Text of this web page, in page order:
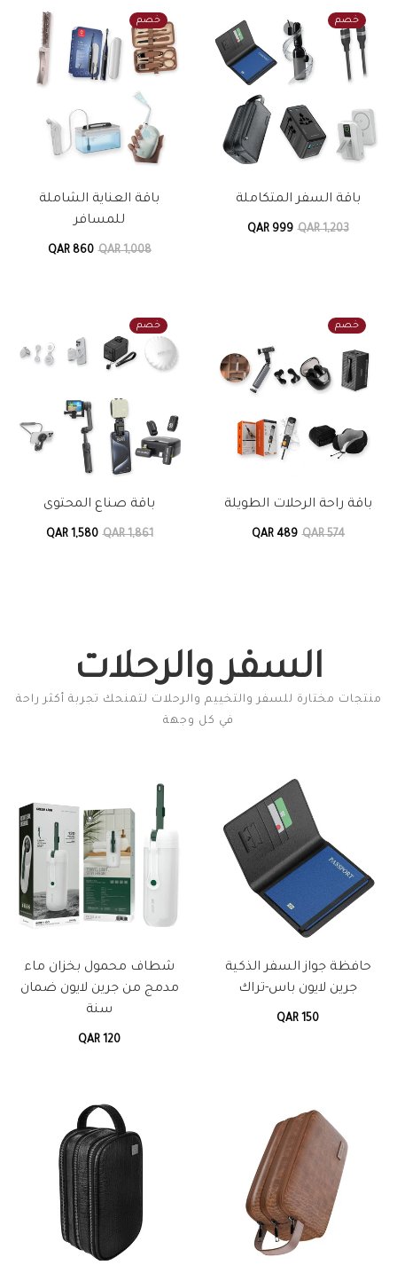
خصم
باقة السفر المتكاملة
QAR 999 QAR 1,203
خصم
باقة العناية الشاملة
للمسافر
QAR 860 QAR 1,008
خصم
باقة راحة الرحلات الطويلة
QAR 489 QAR 574
خصم
باقة صناع المحتوى
QAR 1,580 QAR 1,861
السفر والرحلات
منتجات مختارة للسفر والتخييم والرحلات لتمنحك تجربة أكثر راحة
في كل وجهة
حافظة جواز السفر الذكية
جرين لايون باس-تراك
QAR 150
شطاف محمول بخزان ماء
مدمج من جرين لايون ضمان
سنة
QAR 120